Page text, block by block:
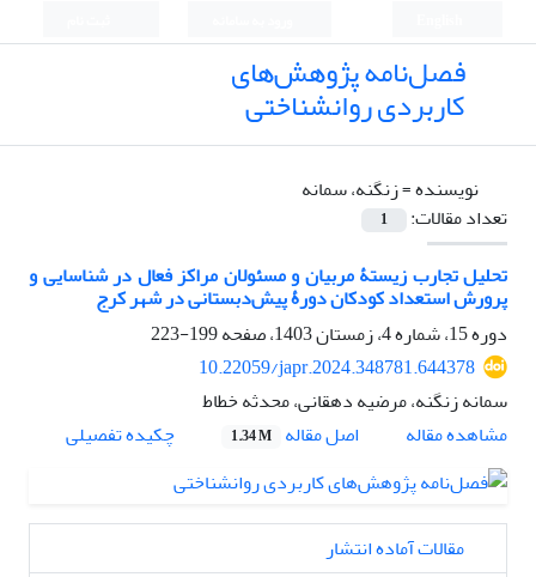
فصل‌نامه پژوهش‌های
کاربردی روانشناختی
نویسنده =زنگنه، سمانه
تعداد مقالات:
1
تحلیل تجارب زیستۀ مربیان و مسئولان مراکز فعال در شناسایی و
پرورش استعداد کودکان دورۀ پیش‌دبستانی در شهر کرج
دوره 15، شماره 4، زمستان 1403، صفحه
199-223
10.22059/japr.2024.348781.644378
سمانه زنگنه، مرضیه دهقانی، محدثه خطاط
مشاهده مقاله
اصل مقاله 1.34 M چکیده تفصیلی
مقالات آماده انتشار